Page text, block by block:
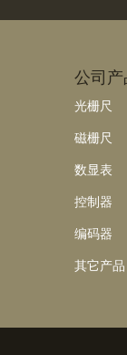
公司产
光栅尺
磁栅尺
数显表
控制器
编码器
其它产品